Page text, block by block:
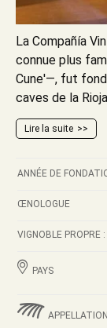
La Compañía
connue plus
Cune'—, fut
caves de la
Lire la suite
ANNÉE DE
ŒNOLOGUE
VIGNOBLE PROPRE :
PAYS